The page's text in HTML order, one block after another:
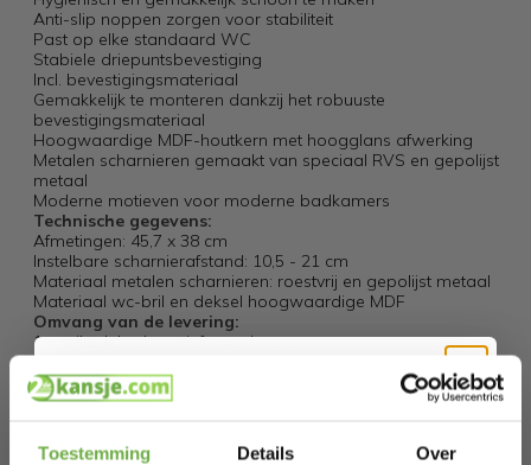
Toestemming Details Over
Anti-slip noppen zorgen voor stabiliteit
Past op elke standaard WC
Stabiele driepuntsbevestiging
Incl. bevestigingsmateriaal
Gemakkelijk te monteren dankzij het robuuste
bevestigingsmateriaal
Hoogwaardige MDF-houtkern met hoogglans afwerking
Metalen scharnieren gemaakt van speciaal RVS en gepolijst
metaal
Moderne motieven voor moderne badkamers
Technische gegevens:
Afmetingen: 45,7 x 38 cm
Instelbare scharnierafstand: 10,5 - 21 cm
Materiaal metalen scharnieren: roestvrij en gepolijst metaal
Materiaal wc-bril en deksel hoogwaardige MDF
Omvang van de levering:
1 x toiletdeksel, motief naar keuze
Montagemateriaal
Montage-instructie